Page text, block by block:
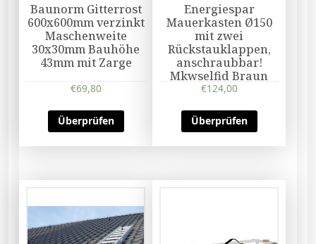
Baunorm Gitterrost
600x600mm verzinkt
Maschenweite
30x30mm Bauhöhe
43mm mit Zarge
€69,80
Überprüfen
Energiespar
Mauerkasten Ø150
mit zwei
Rückstauklappen,
anschraubbar!
Mkwselfid Braun
€124,00
Überprüfen